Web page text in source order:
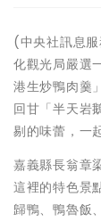
(中央社訊息
化觀光局嚴選
港生炒鴨肉羹
回甘「半天岩
剔的味蕾，一
嘉義縣長翁章
這裡的特色景
歸鴨、鴨魯飯